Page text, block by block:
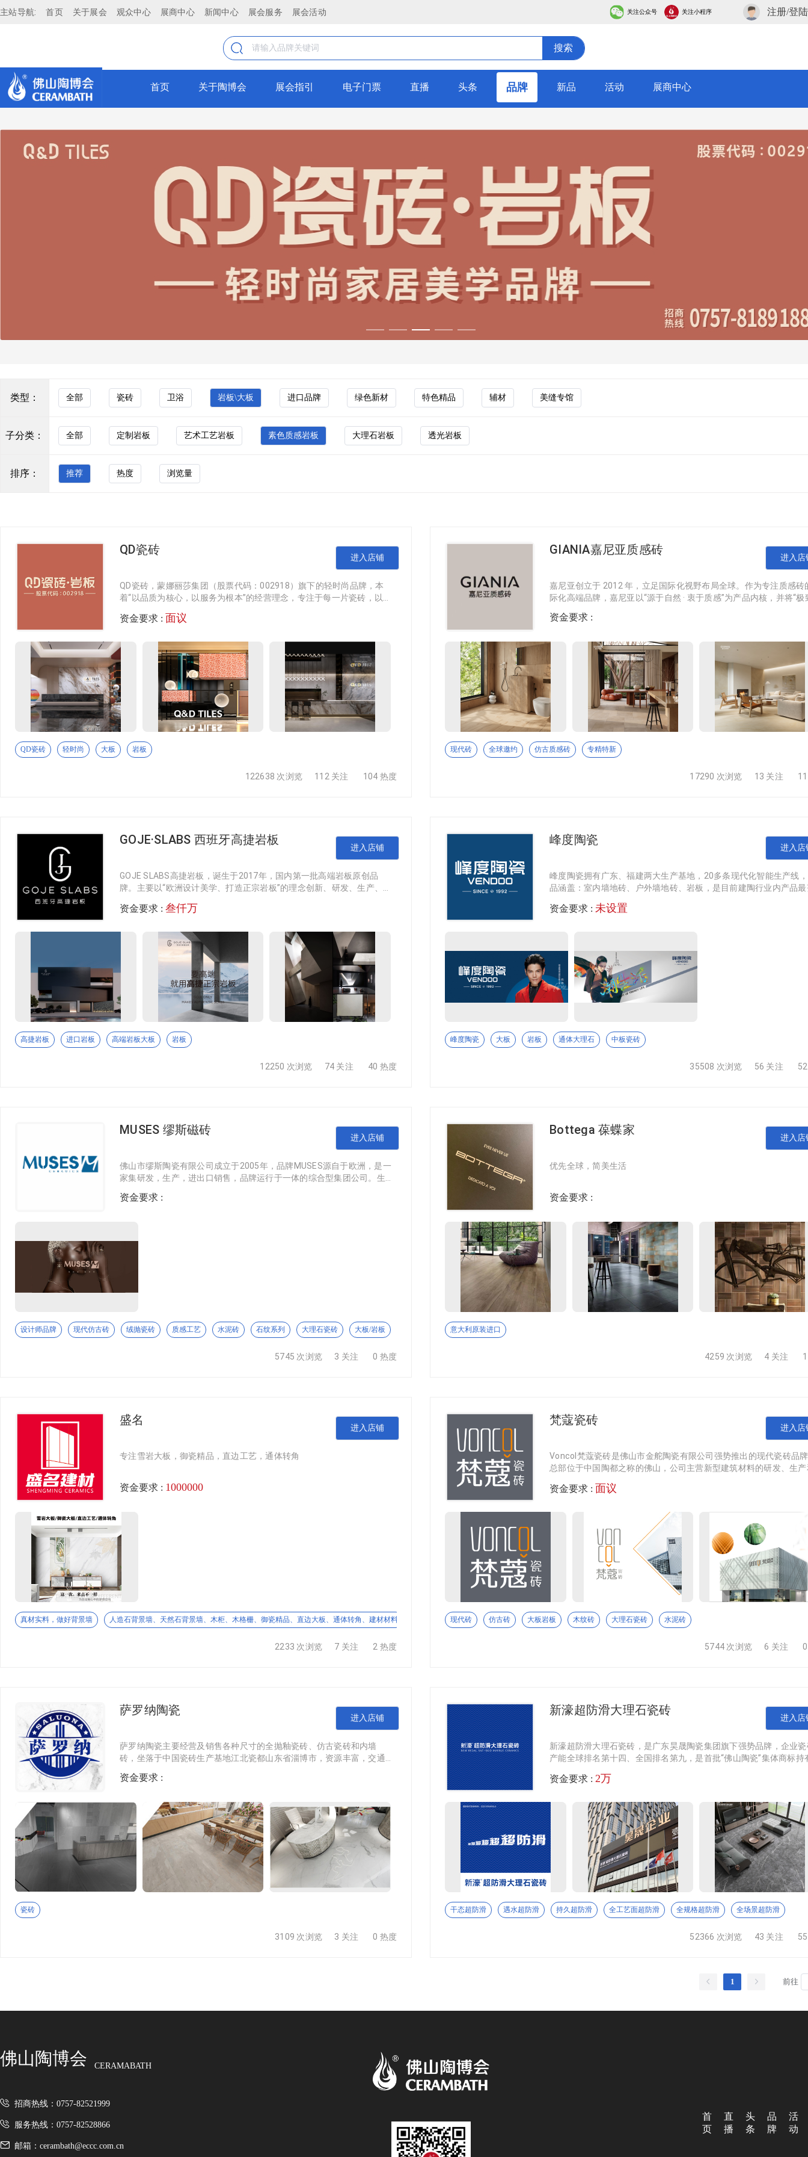
瓷砖
仿古砖
抛光砖
卫浴
马桶
浴缸
岩板/大板
陶瓷大板
定制大板
进口品牌
绿色新材
发泡陶瓷
特色精品
透水砖
美缝剂
定制背景墙
定制整装
陶瓷设备
鈺聖集团
广东佛山钰圣陶瓷有限公司，自2016年创立以来，始终植根于中国陶都一一佛山，凭借卓越的战略眼光与高效的管。 理模式，迅速成长为陶瓷行业的领军企业。公司现拥有一支超过240人的精
英团队，年销售规模达4亿元，以稳健的业绩和高效的运营体系，彰显出强劲的发展韧性与广阔的市场潜力钰圣陶瓷始终坚持“以品质为基石、以创新为引领、以服务为理念”的核心发展战略，
在行业变革中构筑起独特的竞争壁垒。以品质为基石，公司从原材料甄选到生产工艺把控，从成品检测到仓储物流，每一个环节都遵循严苛的标准确保每一款瓷砖产品都具备卓越的耐磨性、防
滑性与美学表现力，为消费者打造安全、耐用且富有质感的空间体验。以创新为引领，公司紧跟2026年瓷砖市场质感砖爆发、风格细分的趋势，不断加大研发投入，探索数码模具、功能性釉料
等前沿工艺，推出兼具艺术个性与实用价值的产品系列，满足现代消费者对空间情绪与美学表达的双重需求。以服务为理念，公司突破传统瓷砖销售的局限，构建从设计咨询、铺贴指导到售后
询、铺贴指导到售后维护的全周期服务体系，助力经销商提升终端竞争力。公司深耕江北市场，依托双产区物流优势与多品牌矩阵协同，精准对接区域消费需求，致力于成为江北区域最具竞争
力的陶瓷品牌，以极致服务赢得市场口碑，在存量市场竞争中持续突破。
KOCOC瓷砖｜质造东方·悦见轻奢 源自佛山源头智造，深耕瓷砖美学与硬核工艺，以匠心品质筑就高端家居空间标杆。 本次陶博会重磅亮相三大核心王牌： ✨金丝绒系列：高阶柔润丝绒釉
面，触感细腻软糯、柔光雅致，耐磨防污、易洁好打理，奢而不张扬，适配全屋高阶氛围感家装。 🏞️原生质感砖：深度复刻天然石材肌理，立体凹凸层次饱满，哑光高级、防滑抗造，侘寂/极
简/现代全风格百搭，经久耐看。 🌳数码木纹砖：高精度数码喷墨还原原生木韵，纹理自然逼真、铺贴无缝百搭，告别实木易潮变形，兼具原木温润与瓷砖耐用，全屋百搭不出错。 KOCOC以
佛山市博之达建材有限公司
致力于为全球客户提供高品质的瓷砖及建筑型材料解决方案，满足现代建筑对美学、功能与环保的多重需求。 BOPRONO 扎根于“中国陶瓷之都”佛山，依托当地成熟的产业链与先进的生产技
术，严格把控从原料筛选到成品出厂的每一道工序。 品牌涵盖大理石瓷砖、仿古砖、木纹砖、岩板等多个系列，以高硬度、低吸水率、耐磨防滑等性能著称，广泛应用于住宅、商业空 间及公
共建筑领域。 创新驱动，绿色未来
佛山市嘉亮陶瓷有限公司位于陶都---广东省佛山市南庄镇，是一家新型的现代化企业。嘉亮陶瓷作为商业界瞩目的新一代品牌，以创新为先导，以品质为根基，引导陶瓷行业新潮流。 公司致
力打造与消费者提供高科技的绿色环保建材产品。产品规格齐全，品质出众，达到国际一级水平，倍受广大消费者、星级洒店、别墅公寓、市政工程、房地产开发商及专业 施工位等午点项目
名品牌的目标奋进。佛山市嘉亮陶瓷有限公司的诚信、实力和产品质量获得业界的认可。欢迎各界朋友莅临参观、指导和业务洽谈。
砖多多全国建材连锁
佛山市桥山广告有限公司坐落于中国陶瓷之都广东.佛山! 是一家专业从事亚克力工艺，广告标识，陶瓷及门窗产品展示、桥山将秉承着持续创新、注重长远发展的目标。
大连宝利彩色玻璃有限公司
大连宝利彩色成立15年以来以高品质的标准，高质量的要求为每一位客户提供最优质的服务，以优良的品质赢得全球客户的信赖与支持。
图兴梯级-顺智加工厂
主营梯级砖，配套平台砖，加工砖工艺
瓷砖找平器等瓷砖辅料工具
江西华亿陶瓷有限公司
江西华亿陶瓷有限公司，位于江西省高安市田南镇，公司占地面积500亩，投资2.5亿元，有员工900余人，年产值近5亿，是一家专业生产抛光砖的生产厂家 ，公司主要生产600*600规格、
金太阳装饰城，雄踞苏皖交界滁州汊河新区，占地面积约100万㎡，凭借硬核规模与专业规划，获评苏皖家装建材批发总部基地，是集超大品牌工厂展示区、仓储中转、物流配送、品牌总部运
营于一体的一站式建材产业综合体，园区布局科学，功能分区清晰，专属打造适配大型厂家的展示与仓储空间，实现展仓一体、高效运营，现已集聚近2000家品牌商户，形成强大产业集群效
应，成为苏皖乃至长三角建材批发核心阵地。
肥猫手工砖
手工砖运用钧窑、汝窑等中国传统名窑工艺烧制而成的，具有名窑瓷器的特色。如钧窑烧造的瓷器以色彩丰富著称，手工砖在变化的窑炉温度中经过复杂的物理和化学变化，形成了变幻无穷、
极具个性的窑效果，每一片砖形状、纹理效果都略有差异，看起来色彩鲜活丰富且极具流动感，颜色过渡也非常自然，每一片都仿若是有了各自灵魂的艺术品，不再像机械制品那样单调统一。
这些用烧制瓷器方式制作出来的手工砖，将泥土与火焰的古老艺术运用在现代装饰建材的构想与设计上，通过手工制作将指间的温度与心间的情感永久地凝注进去，也将人们对于家的温暖构想
烧制成型，装饰在悠长的岁月里。
尊品金砖产品，无论是马赛克，还是手工砖，尊品的效果和品质都是出众的。 从2003年开始，尊品的定位就很明确，专做小规格产品，尤其是贵金属效果的陶瓷和玻璃马赛克，手工砖。 钛
金，钛银，珍珠，玫瑰金，七彩，加上独特的风格，深受市场追捧，展会，更是火得不行，国内各地经销商和出口公司，络绎不绝地来到工厂和展厅。让我们走金砖这条路更坚定！ 近年来，
我们开发了更多的原创作品，在马赛克，陶瓷手工砖，玻璃砖，这些领域，颇有影响力，许多产品已经成为市场潮流，设计突出，品质稳定！ 欢迎来到尊品。 追求你的个性风格。走进尊品，
東和瓷砖的品牌核心文化是："和而不同" (1)"和"的涵义可以诠释成融和，人和，和居，和木，和石。融合是我们企业的核心文化，首先是一群志同道合的人融合成为一个兼具产品，策划，销
售，运营的人才全面的团队，其次我们希望融合具有相同价值观的线下传统代理商和线上电子商务的加盟商。各种居住文化，设计思想，产品素材的融合也是我们品牌所提倡的理念。人和体现
在企业运营和商业模式方面，而和居与和木，和石的概念是对空间与東和核心产品素材的一种文化概括，为了让居住者与空间，瓷砖的和谐统一，从而倡导一种和美幸福的生活方式，也就
是"東和，你想要的生活方式". (2)東和是一个以设计为核心的品牌，设计为目标导向的结果就是"不同"。以和为本，以不同为灵魂。東和用"和"的专注力量去打造每一款与众不同的瓷砖产品素
材，与每一个有自我创见的设计师合作，帮助这群设计师实现一个又一个与众不同的空间，让这个时代对生活品质有要求的居者享受一种与众不同的生活方式。 V
古陶居，是菲杋企业重磅推出的专注于复古质感的陶瓷品牌。依托企业深耕木纹砖领域多年的深厚底蕴，古陶居以“复刻时光肌理，重塑自然美学”为核心理念，专注开发生产木纹砖、古堡石、
莱姆石及各类仿古砖，致力于为空间注入岁月沉淀的独特韵味。
金牌亚洲
30000平方米，在佛山三水建有500000㎡智能化数字化生产基地，以智能化生产、数字化管理引领企业高质量发展，被国家工信部授予国家级“绿色工厂”，现拥有岩板生产线多条，是国内岩板
金丝绒面、亮光面、细哑面、粗哑面、数码模具面、丝润面、复刻釉、糖果釉、幻晶砂、自然哑光釉等，满足家装和工装渠道的产品覆盖，凭借好产品、好服务、好品牌享誉行业。
珠海市斗门区旭日陶瓷有限公司（以下称旭日集团）始创于1999年，公司总部位于珠海市斗门区，是一家伊始以外墙砖产品的研发、生产、销售为一体的陶瓷生产企业。在以“白兔瓷砖”品牌为
主的外墙砖供不应求的情况下，黄英明董事长顺势而为，分别在广东珠海、广东江门、湖南攸县设立四家子公司，建成四个现代化建筑陶瓷生产智造基地，现共有32条全自动智能生产线，主要
临沂十红陶瓷有限公司
临沂十红陶瓷有限公司，是一家专注于高端质感砖研发、生产与销售的现代化陶瓷企业。公司立足临沂陶瓷产业集群优势，以 “质感重塑空间，品质定义生活” 为核心理念，聚焦质感砖细分赛
道，致力于为全球客户提供兼具美学触感与实用性能的高端陶瓷解决方案。十红陶瓷自创立起便将质感砖作为核心战略品类，摒弃传统瓷砖 “重视觉、轻触感” 的同质化路线，深度钻研表面肌
理工艺与材质美学，专注打造哑光 / 柔光、高防滑、强耐磨、自然肌理的质感砖产品，精准匹配现代极简、侘寂、奶油、工业风等主流高端空间设计需求。
佛山市汇峰石材有限公司
佛山市汇峰石材有限公司是一家专业从事天然石材研发、生产与销售的综合性企业。公司主营天然文化石、板岩、雨花石及园林景观石，产品色泽自然、纹理细腻，具有耐磨、抗压、耐候性强
等特点。凭借先进的生产设备和严格的质量管理体系，汇峰石材的产品广泛应用于高档别墅、酒店、园林景观等内外墙装饰及地面铺设。公司始终坚持“质量第一、客户至上”的经营理念，产品
贝拉维拉瓷砖，深耕陶瓷领域多年，以最强质感、全品类花色、超高性价比为核心，做每一个幸福家庭的长久陪伴者，打造兼具美学与实用的瓷砖解决方案，是行业内备受认可的质感砖专家。
品牌深耕质感瓷砖领域，严控品质与工艺，每一款砖都兼具细腻触感与高级美学，拒绝同质化，兼顾实用与美观。产品矩阵丰富多元，涵盖维多利亚臻石、糖果釉、金丝绒三大核心系列，更有
莱姆石、砂岩、木纹、波特兰、小羊皮质感砖、沃克石、雅奢大理石、微醺奢石、特色花砖及配套模具等全品类产品。 从自然肌理到轻奢奢石，从简约质感到个性花片，风格全覆盖，无论是
家装还是工装，都能精准匹配。贝拉维拉以一线品质、亲民价格，为你打造理想质感空间，是装修的优选瓷砖品牌。
佛山市朗清新型材料有限公司
佛山市朗清新型材料有限公司坐落于珠三角悠久历史文化名城广东省佛山市，始创于2014年，一直致力于为经销商和消费者创造环保健康生活典范!，公司从德国引进8条PUR热敷生产线,3条平
贴包覆机，20条挤出生产线，厂房占地面积20000平方米。产品系列已经涵盖碳晶板碳岩板、冰火板、竹木护墙板、防撞板、格栅系列、软石产品等等，防火等级最高可达A级，甲醛E0级欧洲
标准，防水防白蚁，快装式拼接结构，颜色丰富多彩，装修效果高端典雅，款式多样，深得国内外消费者的喜爱!
新选择。
筑装饰材料领域，秉持“高·品质、唯·美岩、德·信商”的核心理念，依托自有生产基地与品牌布局，致力于为全球客户提供高品质、个性化的电光岩板解决方案，打造电光工艺岩板领域的标杆品
牌。 作为专注于电光工艺岩板的领军企业，高唯德拥有独立标准化生产车间，配备先进生产加工设备，实现从原料甄选、工艺研发到成品出库的全流程自主把控。公司聚焦电光工艺的创新与
性化设计，为追求品质生活的客户提供一站式服务，涵盖产品定制、运输、安装及售后全流程，彰显高端家居美学品位。 自成立以来，高唯德始终坚守品质底线，建立严格的质量管控体系，
从原料采购到生产加工的每一个环节都层层把关，确保产品质量稳定可靠。公司注重技术创新与产品迭代，密切关注行业发展趋势，不断研发新型电光工艺与花色款式，目前已形成上百款风格
多样的产品，可根据客户需求提供个性化定制服务，适配不同空间的装饰需求。 依托佛山陶瓷产业的深厚底蕴，高唯德凭借自有生产的成本优势、品牌的市场覆盖力以及专业的服务能力，逐
步拓展市场版图，赢得了客户的广泛认可与信赖。未来，高唯德将继续以创新为动力，以品质为根基，深耕电光工艺岩板领域，持续优化产品与服务，推动岩板装饰文化升级，致力于成为兼具
创新力、竞争力与影响力的现代化陶瓷企业，为全球客户打造更具格调与品质的空间装饰体验。
JORUNNS
主站导航: 首页 关于展会 观众中心 展商中心 新闻中心 展会服务 展会活动 关注公众号 关注小程序 注册/登陆
搜索
首页 关于陶博会 展会指引 电子门票 直播 头条 品牌 新品 活动 展商中心
类型： 全部 瓷砖 卫浴 岩板\大板 进口品牌 绿色新材 特色精品 辅材 美缝专馆
子分类： 全部 定制岩板 艺术工艺岩板 素色质感岩板 大理石岩板 透光岩板
排序： 推荐 热度 浏览量
QD瓷砖
QD瓷砖，蒙娜丽莎集团（股票代码：002918）旗下的轻时尚品牌，本
着“以品质为核心，以服务为根本”的经营理念，专注于每一片瓷砖，以时
资金要求 : 面议
QD瓷砖 轻时尚 大板 岩板
122638 次浏览 112 关注 104 热度
进入店铺
GIANIA嘉尼亚质感砖
嘉尼亚创立于 2012 年，立足国际化视野布局全球。作为专注质感砖
际化高端品牌，嘉尼亚以“源于自然 · 衷于质感”为产品内核，并将“极
值体系。发展至今，嘉尼亚品牌覆盖国内 100 多个一二线城市，产
间的金牌供应商。
资金要求 :
现代砖 全球邀约 仿古质感砖 专精特新
17290 次浏览 13 关注
进入店
GOJE·SLABS 西班牙高捷岩板
GOJE SLABS高捷岩板，诞生于2017年，国内第一批高端岩板原创品
牌。主要以“欧洲设计美学、打造正宗岩板”的理念创新、研发、生产、销
满足中高端消费者对高品质的正宗岩板产品需求，使“正宗岩板，高端品
岩板 8 Plus技术”为本，与多家西班牙、意大利等欧洲顶尖设计公司保持
长期科研合作，并成立 GOJE高捷正宗岩板产品研发中心，系统输出正宗
岩板体系，荣获多项国家专利版权。目前拥有10大进口、国产正宗岩板
规格， 1600x3200mm*6MM/12MM、1500x3000mm*6MM、 1200x2
780mm*6MM、1200x2700mm*6MM/9MM/12MM、1200x2400mm*
9MM/12MM、900x2700mm*9MM、800x2600mm*9MM、900x1800
mm*9MM/10.5MM， 满足于工家装岩板全案需求，更由于其“正宗”属
性，广受市场认可。GOJE SLABS高捷岩板总部位于中国陶都佛山，联袂
知名设计大师汪志科打造4200M²独栋展厅，在全球一、二线城市开展岩
板高端商场店、岩板产区中心店等，打造GOJE高捷品牌形象，赢得了上
目。面向未来，GOJE SLABS高捷岩板将以成为世界最正宗岩板引领者，
资金要求 : 叁仟万
高捷岩板 进口岩板 高端岩板大板 岩板
12250 次浏览 74 关注 40 热度
进入店铺
峰度陶瓷
峰度陶瓷拥有广东、福建两大生产基地，20多条现代化智能生产线
品涵盖：室内墙地砖、户外墙地砖、岩板，是目前建陶行业内产品
使，2022年佛山营销总部焕新升级【国潮美学馆】盛大开放，开启
牌”、“全国优秀设计师重点推荐品牌” 等多项荣誉认证。多年来，峰
瓷以庞大的“室内外墙地砖一体化整装”产品矩阵和过硬的产品品质，
广大消费者和大型地标建筑甲方青睐。
资金要求 : 未设置
峰度陶瓷 大板 岩板 通体大理石 中板瓷砖
35508 次浏览 56 关注
进入店
MUSES 缪斯磁砖
佛山市缪斯陶瓷有限公司成立于2005年，品牌MUSES源自于欧洲，是一
家集研发，生产，进出口销售，品牌运行于一体的综合型集团公司。生
理经验和强大的产品研发能力，获得多项产品外观和工艺专利。产品规
资金要求 :
设计师品牌 现代仿古砖 绒抛瓷砖 质感工艺 水泥砖 石纹系列 大理石瓷砖 大板/岩板
5745 次浏览 3 关注 0 热度
进入店铺
Bottega 葆蝶家
优先全球，简美生活
资金要求 :
意大利原装进口
4259 次浏览 4 关注
进入店
盛名
专注雪岩大板，御瓷精品，直边工艺，通体转角
资金要求 : 1000000
真材实料，做好背景墙 人造石背景墙、天然石背景墙、木柜、木格栅、御瓷精品、直边大板、通体转角、建材材料 独特设计、工艺有特色、质量有保障
2233 次浏览 7 关注 2 热度
进入店铺
梵蔻瓷砖
Voncol梵蔻瓷砖是佛山市金舵陶瓷有限公司强势推出的现代瓷砖品
总部位于中国陶都之称的佛山，公司主营新型建筑材料的研发、生
0余亩，17条先进的瓷砖生产线。依托企业强大产能和雄厚实力，梵
样品类，从常规尺寸的150*800、800*800、600*1200到大尺寸的
1500、900*1800、1200*2400等等。无论从花色还是产品规格上
富的产品线满足了现代家居装饰潮流下的瓷砖设计需求。
资金要求 : 面议
现代砖 仿古砖 大板岩板 木纹砖 大理石瓷砖 水泥砖
5744 次浏览 6 关注
进入店
萨罗纳陶瓷
萨罗纳陶瓷主要经营及销售各种尺寸的全抛釉瓷砖、仿古瓷砖和内墙
砖，坐落于中国瓷砖生产基地江北瓷都山东省淄博市，资源丰富，交通
的瓷砖”的发展理念，拥有自己的设计研发团队和质量检验团队，以专业
丰富，满足不同国家和地区客户的需求，主要出口到中亚，中东，东南
亚，北美等国家。本着诚信合作、共同发展的信念，萨罗纳陶瓷在一步
一个脚印的向前迈着坚定的发展步伐，期待着五湖四海的朋友相聚萨罗
纳陶瓷，共谋发展。
资金要求 :
瓷砖
3109 次浏览 3 关注 0 热度
进入店铺
新濠超防滑大理石瓷砖
新濠超防滑大理石瓷砖，是广东昊晟陶瓷集团旗下强势品牌，企业
产能全球排名第十四、全国排名第九，是首批“佛山陶瓷”集体商标持
广东制造。
资金要求 : 2万
干态超防滑 遇水超防滑 持久超防滑 全工艺面超防滑 全规格超防滑 全场景超防滑
52366 次浏览 43 关注
进入店
1 前往
佛山陶博会 CERAMABATH
招商热线：0757-82521999
服务热线：0757-82528866
邮箱：cerambath@eccc.com.cn
首
页
直
播
头
条
品
牌
活
动